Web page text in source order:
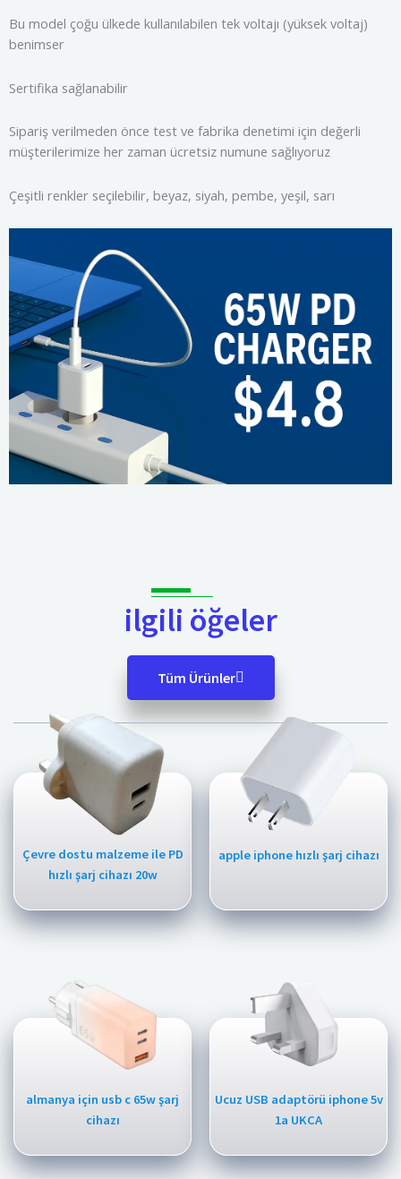
Bu model çoğu ülkede kullanılabilen tek voltajı (yüksek voltaj)
benimser
Sertifika sağlanabilir
Sipariş verilmeden önce test ve fabrika denetimi için değerli
müşterilerimize her zaman ücretsiz numune sağlıyoruz
Çeşitli renkler seçilebilir, beyaz, siyah, pembe, yeşil, sarı
ilgili öğeler
Tüm Ürünler
Çevre dostu malzeme ile PD
hızlı şarj cihazı 20w
apple iphone hızlı şarj cihazı
almanya için usb c 65w şarj
cihazı
Ucuz USB adaptörü iphone 5v
1a UKCA